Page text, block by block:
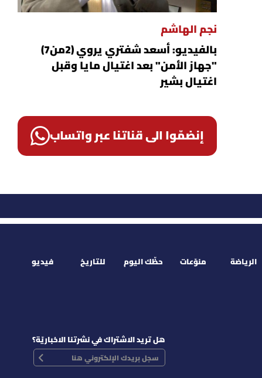
نجم الهاشم
بالفيديو: أسعد شفتري يروي (2من7)
"جهاز الأمن" بعد اغتيال مايا وقبل
اغتيال بشير
إنضمّوا الى قناتنا عبر واتساب
الرياضة منوّعات حظّك اليوم للتاريخ فيديو
هل تريد الاشتراك في نشرتنا الاخباريّة؟